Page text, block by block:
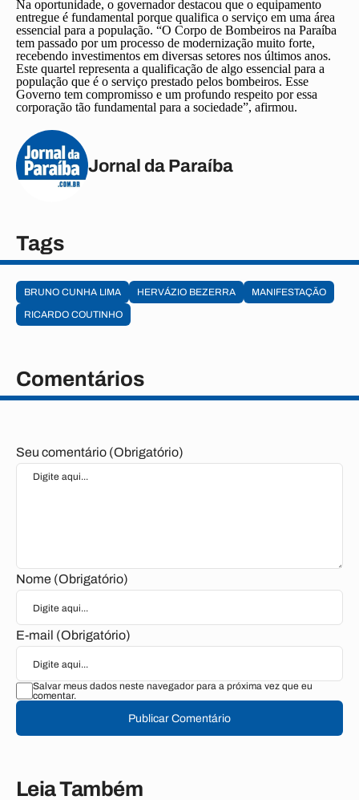
Na oportunidade, o governador destacou que o equipamento
entregue é fundamental porque qualifica o serviço em uma área
essencial para a população. “O Corpo de Bombeiros na Paraíba
tem passado por um processo de modernização muito forte,
recebendo investimentos em diversas setores nos últimos anos.
Este quartel representa a qualificação de algo essencial para a
população que é o serviço prestado pelos bombeiros. Esse
Governo tem compromisso e um profundo respeito por essa
corporação tão fundamental para a sociedade”, afirmou.
Jornal da Paraíba
Tags
BRUNO CUNHA LIMA HERVÁZIO BEZERRA
MANIFESTAÇÃO
RICARDO COUTINHO
Comentários
Seu comentário (Obrigatório)
Nome (Obrigatório)
E-mail (Obrigatório)
Salvar meus dados neste navegador para a próxima vez que eu
comentar.
Publicar Comentário
Leia Também